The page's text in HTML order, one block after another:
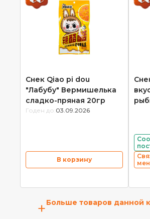
Снек Qiao pi dou
"Лабубу" Вермишелька
сладко-пряная 20гр
Годен до: 03.09.2026
В корзину
+Больше товаров данной